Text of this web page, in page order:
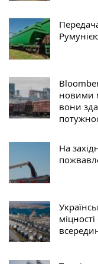
новими
вони
На